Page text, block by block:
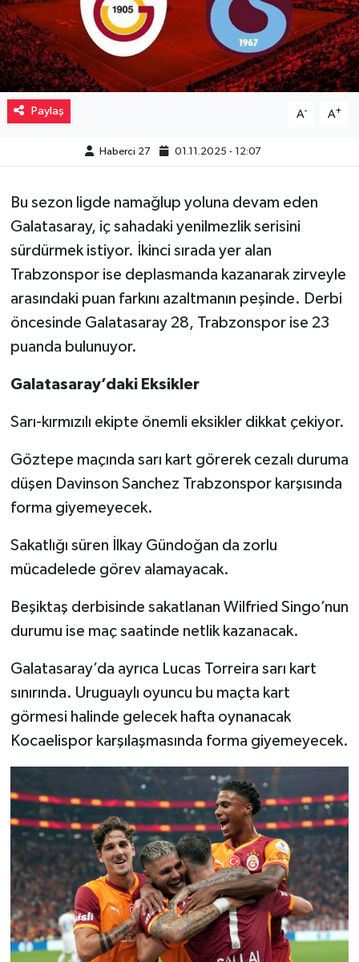
Paylaş A- A+
Haberci 27 01.11.2025 - 12:07
Bu sezon ligde namağlup yoluna devam eden
Galatasaray, iç sahadaki yenilmezlik serisini
sürdürmek istiyor. İkinci sırada yer alan
Trabzonspor ise deplasmanda kazanarak zirveyle
arasındaki puan farkını azaltmanın peşinde. Derbi
öncesinde Galatasaray 28, Trabzonspor ise 23
puanda bulunuyor.
Galatasaray’daki Eksikler
Sarı-kırmızılı ekipte önemli eksikler dikkat çekiyor.
Göztepe maçında sarı kart görerek cezalı duruma
düşen Davinson Sanchez Trabzonspor karşısında
forma giyemeyecek.
Sakatlığı süren İlkay Gündoğan da zorlu
mücadelede görev alamayacak.
Beşiktaş derbisinde sakatlanan Wilfried Singo’nun
durumu ise maç saatinde netlik kazanacak.
Galatasaray’da ayrıca Lucas Torreira sarı kart
sınırında. Uruguaylı oyuncu bu maçta kart
görmesi halinde gelecek hafta oynanacak
Kocaelispor karşılaşmasında forma giyemeyecek.
Resmi İlanlar
Sağlık
Sinemalar
Siyaset
Teknoloji
Türkiye
Yaşam
Yeme-İçme